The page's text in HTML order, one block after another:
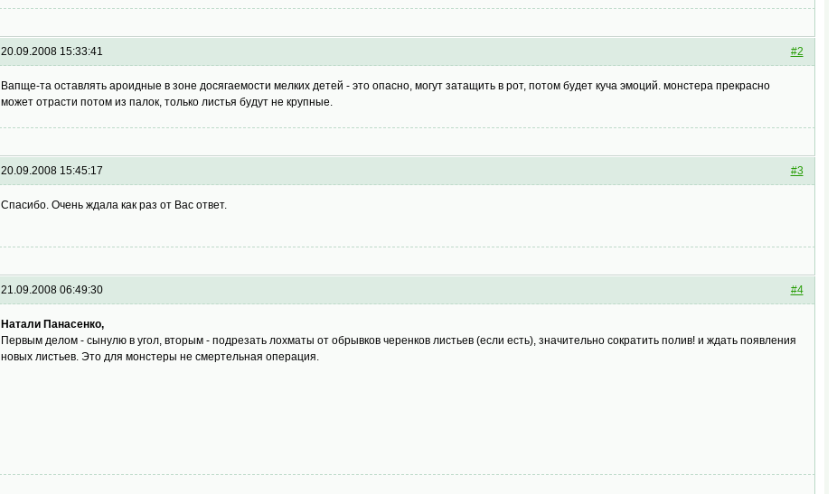
#2
20.09.2008 15:33:41
Вапще-та оставлять ароидные в зоне досягаемости мелких детей - это опасно, могут затащить в рот, потом будет куча эмоций. монстера прекрасно
может отрасти потом из палок, только листья будут не крупные.
#3
20.09.2008 15:45:17
Спасибо. Очень ждала как раз от Вас ответ.
#4
21.09.2008 06:49:30
Натали Панасенко,
Первым делом - сынулю в угол, вторым - подрезать лохматы от обрывков черенков листьев (если есть), значительно сократить полив! и ждать появления
новых листьев. Это для монстеры не смертельная операция.